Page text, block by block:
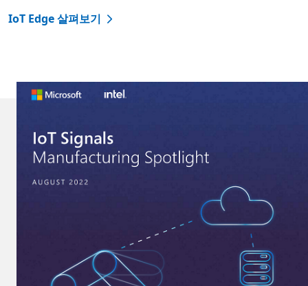
IoT Edge 살펴보기